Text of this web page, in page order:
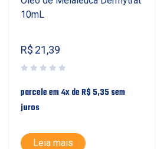
10mL
R$ 21,39
parcele em 4x deR$ 5,35 sem
juros
Leia mais